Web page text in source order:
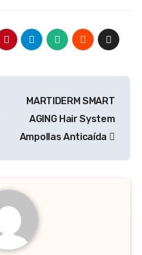
MARTIDERM SMART
AGING Hair System
Ampollas Anticaída